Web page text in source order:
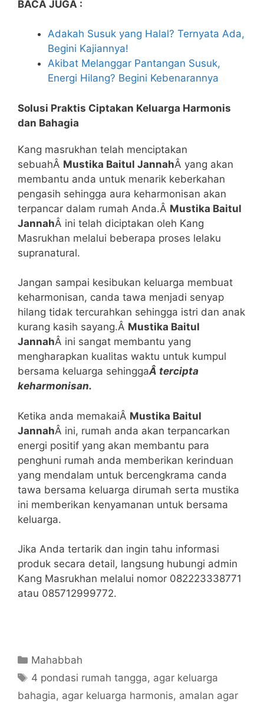
BACA JUGA :
Adakah Susuk yang Halal? Ternyata Ada,
Begini Kajiannya!
Akibat Melanggar Pantangan Susuk,
Energi Hilang? Begini Kebenarannya
Solusi Praktis Ciptakan Keluarga Harmonis
dan Bahagia
Kang masrukhan telah menciptakan
sebuahÂ Mustika Baitul JannahÂ yang akan
membantu anda untuk menarik keberkahan
pengasih sehingga aura keharmonisan akan
terpancar dalam rumah Anda.Â Mustika Baitul
JannahÂ ini telah diciptakan oleh Kang
Masrukhan melalui beberapa proses lelaku
supranatural.
Jangan sampai kesibukan keluarga membuat
keharmonisan, canda tawa menjadi senyap
hilang tidak tercurahkan sehingga istri dan anak
kurang kasih sayang.Â Mustika Baitul
JannahÂ ini sangat membantu yang
mengharapkan kualitas waktu untuk kumpul
bersama keluarga sehinggaÂ tercipta
keharmonisan.
Ketika anda memakaiÂ Mustika Baitul
JannahÂ ini, rumah anda akan terpancarkan
energi positif yang akan membantu para
penghuni rumah anda memberikan kerinduan
yang mendalam untuk bercengkrama canda
tawa bersama keluarga dirumah serta mustika
ini memberikan kenyamanan untuk bersama
keluarga.
Jika Anda tertarik dan ingin tahu informasi
produk secara detail, langsung hubungi admin
Kang Masrukhan melalui nomor 082223338771
atau 085712999772.
Categories
Mahabbah
Tags
4 pondasi rumah tangga, agar keluarga
bahagia, agar keluarga harmonis, amalan agar